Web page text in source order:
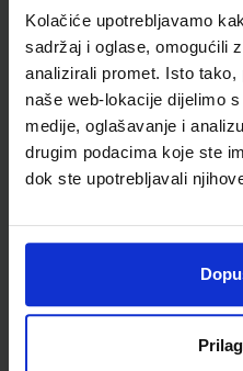
Kolačiće upotrebljavamo
sadržaj i oglase, omogućili
analizirali promet. Isto tako,
naše web-lokacije dijelimo
medije, oglašavanje i
drugim podacima koje ste
dok ste upotrebljavali
GLAZBENI KRUG 2; radni
kulture za učenike drugih
Autor(i):Željkica Mamić Ana
Nakladnik:PROFIL KLETT d.o.o.
SKU:567755
ŠIFRA OMOTA: 500285
LIKOVNA MAPA 1 i 2; likovna